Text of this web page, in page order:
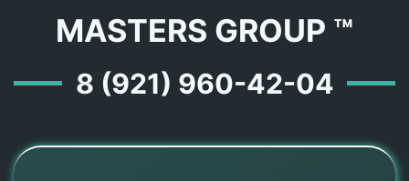
MASTERS GROUP ™
8 (921) 960-42-04